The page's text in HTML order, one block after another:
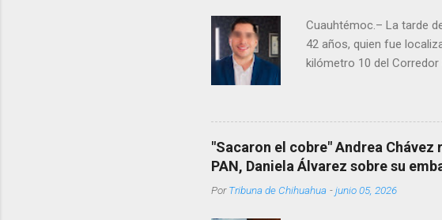
Cuauhtémoc.– La tarde
42 años, quien fue
kilómetro 10 del
Rotario en el periodo
"Sacaron el cobre" Andrea
PAN, Daniela Álvarez sobre su
PorTribuna de Chihuahua -junio 05, 2026